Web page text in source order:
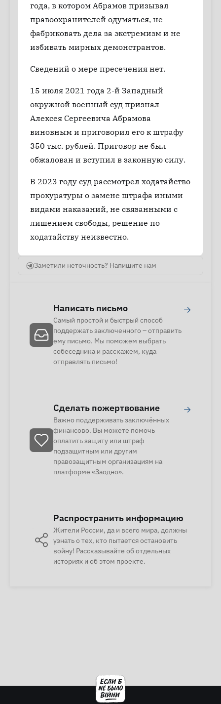
года, в котором Абрамов призывал
правоохранителей одуматься, не
фабриковать дела за экстремизм и не
избивать мирных демонстрантов.
Сведений о мере пресечения нет.
15 июля 2021 года 2-й Западный
окружной военный суд признал
Алексея Сергеевича Абрамова
виновным и приговорил его к штрафу
350 тыс. рублей. Приговор не был
обжалован и вступил в законную силу.
В 2023 году суд рассмотрел ходатайство
прокуратуры о замене штрафа иными
видами наказаний, не связанными с
лишением свободы, решение по
ходатайству неизвестно.
Заметили неточность? Напишите нам
Написать письмо
Самый простой и быстрый способ
поддержать заключенного – отправить
ему письмо. Мы поможем выбрать
собеседника и расскажем, куда
отправлять письмо!
→
Сделать пожертвование
Важно поддерживать заключённых
финансово. Вы можете помочь
оплатить защиту или штраф
подзащитным или другим
правозащитным организациям на
платформе «Заодно».
→
Распространить информацию
Жители России, да и всего мира, должны
узнать о тех, кто пытается остановить
войну! Рассказывайте об отдельных
историях и об этом проекте.